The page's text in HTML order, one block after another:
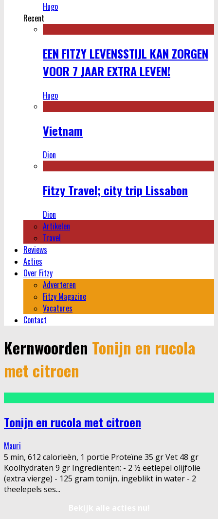
Hugo
Recent
EEN FITZY LEVENSSTIJL KAN ZORGEN
VOOR 7 JAAR EXTRA LEVEN!
Hugo
Vietnam
Dion
Fitzy Travel; city trip Lissabon
Dion
Artikelen
Travel
Reviews
Acties
Over Fitzy
Adverteren
Fitzy Magazine
Vacatures
Contact
Kernwoorden Tonijn en rucola
met citroen
Tonijn en rucola met citroen
Mauri
5 min, 612 calorieën, 1 portie Proteïne 35 gr Vet 48 gr
Koolhydraten 9 gr Ingrediënten: - 2 ½ eetlepel olijfolie
(extra vierge) - 125 gram tonijn, ingeblikt in water - 2
theelepels ses...